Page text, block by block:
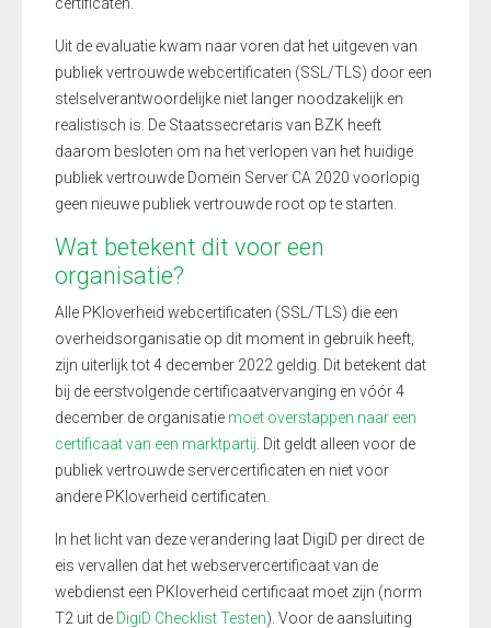
Uit de evaluatie kwam naar voren dat het uitgeven van
publiek vertrouwde webcertificaten (SSL/TLS) door een
stelselverantwoordelijke niet langer noodzakelijk en
realistisch is. De Staatssecretaris van BZK heeft
daarom besloten om na het verlopen van het huidige
publiek vertrouwde Domein Server CA 2020 voorlopig
geen nieuwe publiek vertrouwde root op te starten.
Wat betekent dit voor een
organisatie?
Alle PKIoverheid webcertificaten (SSL/TLS) die een
overheidsorganisatie op dit moment in gebruik heeft,
zijn uiterlijk tot 4 december 2022 geldig. Dit betekent dat
bij de eerstvolgende certificaatvervanging en vóór 4
december de organisatie moet overstappen naar een
certificaat van een marktpartij . Dit geldt alleen voor de
publiek vertrouwde servercertificaten en niet voor
andere PKIoverheid certificaten.
In het licht van deze verandering laat DigiD per direct de
eis vervallen dat het webservercertificaat van de
webdienst een PKIoverheid certificaat moet zijn (norm
T2 uit de DigiD Checklist Testen). Voor de aansluiting